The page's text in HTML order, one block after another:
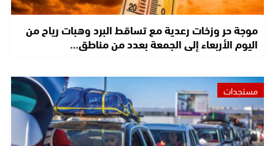
موجة حر وزخات رعدية مع تساقط البرد وهبات رياح من
اليوم الأربعاء إلى الجمعة بعدد من مناطق…
مستجدات